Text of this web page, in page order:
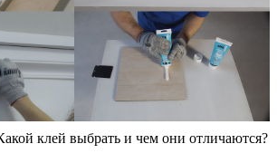
клей выбрать и чем они отличаются?